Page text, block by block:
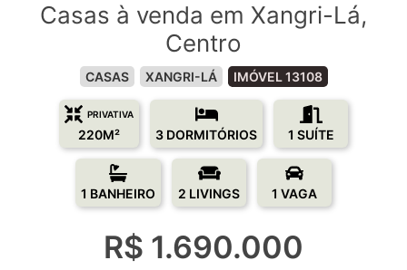
Casas à venda em Xangri-Lá,
Centro
CASAS XANGRI-LÁ IMÓVEL 13108
PRIVATIVA
220M² 3 DORMITÓRIOS 1 SUÍTE
1 BANHEIRO 2 LIVINGS 1 VAGA
R$ 1.690.000